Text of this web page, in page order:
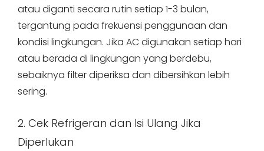
atau diganti secara rutin setiap 1-3 bulan,
tergantung pada frekuensi penggunaan dan
kondisi lingkungan. Jika AC digunakan setiap hari
atau berada di lingkungan yang berdebu,
sebaiknya filter diperiksa dan dibersihkan lebih
sering.
2. Cek Refrigeran dan Isi Ulang Jika
Diperlukan